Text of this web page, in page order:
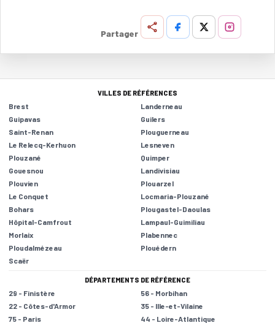
Partager
VILLES DE RÉFÉRENCES
Brest
Landerneau
Guipavas
Guilers
Saint-Renan
Plouguerneau
Le Relecq-Kerhuon
Lesneven
Plouzané
Quimper
Gouesnou
Landivisiau
Plouvien
Plouarzel
Le Conquet
Locmaria-Plouzané
Bohars
Plougastel-Daoulas
Hôpital-Camfrout
Lampaul-Guimiliau
Morlaix
Plabennec
Ploudalmézeau
Plouédern
Scaër
DÉPARTEMENTS DE RÉFÉRENCE
29 - Finistère
56 - Morbihan
22 - Côtes-d'Armor
35 - Ille-et-Vilaine
75 - Paris
44 - Loire-Atlantique